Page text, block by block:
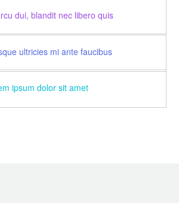
dui, blandit nec libero quis
ultricies mi ante faucibus
ipsum dolor sit amet